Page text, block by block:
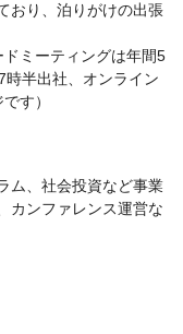
おり、泊りがけの出張
ミーティングは年間5
時半出社、オンライン
す）
ム、社会投資など事業
カンファレンス運営な